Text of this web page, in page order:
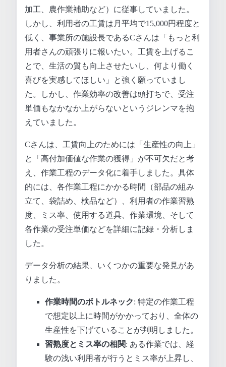
加工、農作業補助など）に従事していました。
しかし、利用者の工賃は月平均で15,000円程度と
低く、事業所の施設長であるCさんは「もっと利
用者さんの頑張りに報いたい。工賃を上げるこ
とで、生活の質も向上させたいし、何より働く
喜びを実感してほしい」と強く願っていまし
た。しかし、作業効率の改善は頭打ちで、受注
単価もなかなか上がらないというジレンマを抱
えていました。
Cさんは、工賃向上のためには「生産性の向上」
と「高付加価値な作業の獲得」が不可欠だと考
え、作業工程のデータ化に着手しました。具体
的には、各作業工程にかかる時間（部品の組み
立て、袋詰め、検品など）、利用者の作業習熟
度、ミス率、使用する道具、作業環境、そして
各作業の受注単価などを詳細に記録・分析しま
した。
データ分析の結果、いくつかの重要な発見があ
りました。
作業時間のボトルネック: 特定の作業工程
で想定以上に時間がかかっており、全体の
生産性を下げていることが判明しました。
習熟度とミス率の相関: ある作業では、経
験の浅い利用者が行うとミス率が上昇し、